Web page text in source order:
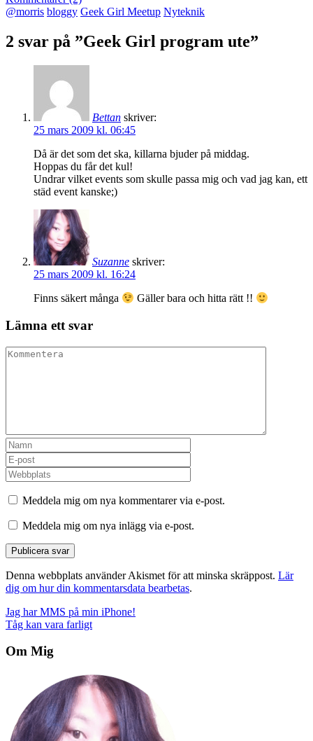
@morris bloggy Geek Girl Meetup Nyteknik
2 svar på ”Geek Girl program ute”
Bettan skriver:
25 mars 2009 kl. 06:45
Då är det som det ska, killarna bjuder på middag.
Hoppas du får det kul!
Undrar vilket events som skulle passa mig och vad jag kan, ett
städ event kanske;)
Suzanne skriver:
25 mars 2009 kl. 16:24
Finns säkert många Gäller bara och hitta rätt !!
Lämna ett svar
Meddela mig om nya kommentarer via e-post.
Meddela mig om nya inlägg via e-post.
Denna webbplats använder Akismet för att minska skräppost. Lär
dig om hur din kommentarsdata bearbetas.
Inläggsnavigering
Jag har MMS på min iPhone!
Tåg kan vara farligt
Om Mig